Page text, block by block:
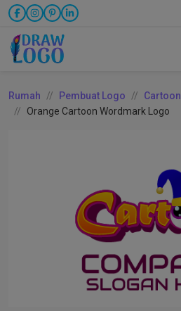
Rumah Pembuat Logo
Cartoon
Orange Cartoon Wordmark Logo